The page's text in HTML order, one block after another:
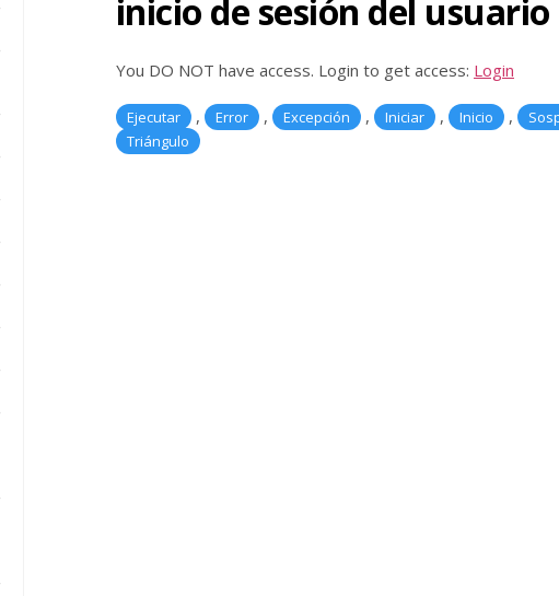
potencian
Ver todo
inicio de sesión del
You DO NOT have access. Login to get access: Login
Ejecutar , Error , Excepción , Iniciar , Inicio ,
Triángulo